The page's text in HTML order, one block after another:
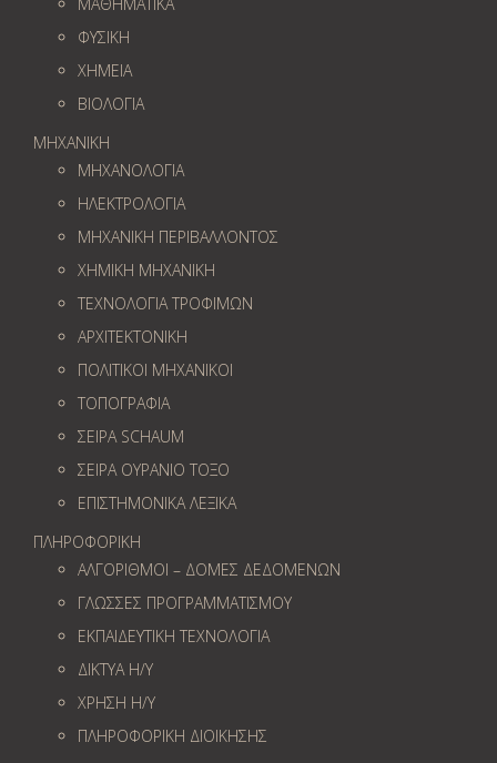
ΦΥΣΙΚΗ
ΧΗΜΕΙΑ
ΒΙΟΛΟΓΙΑ
ΜΗΧΑΝΙΚΗ
ΜΗΧΑΝΟΛΟΓΙΑ
ΗΛΕΚΤΡΟΛΟΓΙΑ
ΜΗΧΑΝΙΚΗ ΠΕΡΙΒΑΛΛΟΝΤΟΣ
ΧΗΜΙΚΗ ΜΗΧΑΝΙΚΗ
ΤΕΧΝΟΛΟΓΙΑ ΤΡΟΦΙΜΩΝ
ΑΡΧΙΤΕΚΤΟΝΙΚΗ
ΠΟΛΙΤΙΚΟΙ ΜΗΧΑΝΙΚΟΙ
ΤΟΠΟΓΡΑΦΙΑ
ΣΕΙΡΑ SCHAUM
ΣΕΙΡΑ ΟΥΡΑΝΙΟ ΤΟΞΟ
ΕΠΙΣΤΗΜΟΝΙΚΑ ΛΕΞΙΚΑ
ΠΛΗΡΟΦΟΡΙΚΗ
ΑΛΓΟΡΙΘΜΟΙ – ΔΟΜΕΣ ΔΕΔΟΜΕΝΩΝ
ΓΛΩΣΣΕΣ ΠΡΟΓΡΑΜΜΑΤΙΣΜΟΥ
ΕΚΠΑΙΔΕΥΤΙΚΗ ΤΕΧΝΟΛΟΓΙΑ
ΔΙΚΤΥΑ Η/Υ
ΧΡΗΣΗ Η/Υ
ΠΛΗΡΟΦΟΡΙΚΗ ΔΙΟΙΚΗΣΗΣ